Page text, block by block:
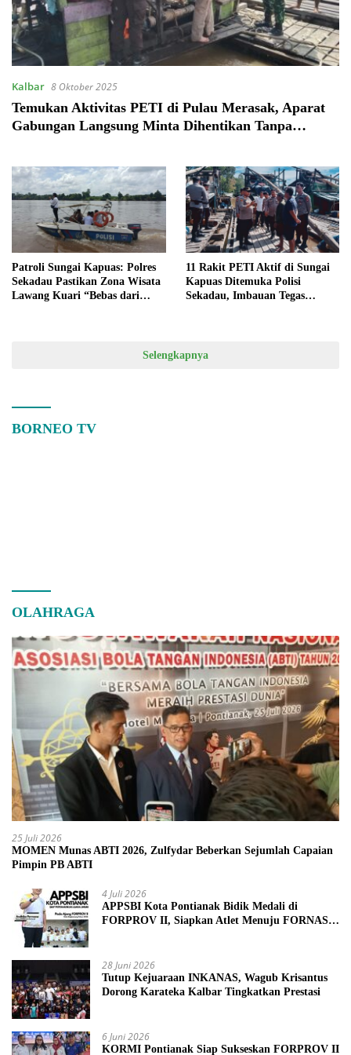
Kalbar 8 Oktober 2025
Temukan Aktivitas PETI di Pulau Merasak, Aparat
Gabungan Langsung Minta Dihentikan Tanpa
Patroli Sungai Kapuas: Polres
Sekadau Pastikan Zona Wisata
Lawang Kuari “Bebas dari
11 Rakit PETI Aktif di Sungai
Kapuas Ditemuka Polisi
Sekadau, Imbauan Tegas
Selengkapnya
BORNEO TV
OLAHRAGA
25 Juli 2026
MOMEN Munas ABTI 2026, Zulfydar Beberkan Sejumlah Capaian
Pimpin PB ABTI
4 Juli 2026
APPSBI Kota Pontianak Bidik Medali di
FORPROV II, Siapkan Atlet Menuju FORNAS
28 Juni 2026
Tutup Kejuaraan INKANAS, Wagub Krisantus
Dorong Karateka Kalbar Tingkatkan Prestasi
6 Juni 2026
KORMI Pontianak Siap Sukseskan FORPROV II